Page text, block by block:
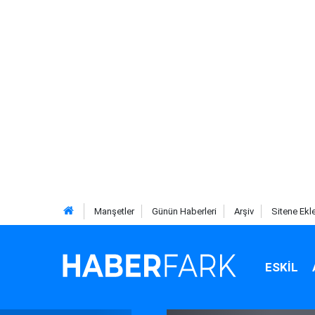
Manşetler Günün Haberleri Arşiv Sitene
ESKIL